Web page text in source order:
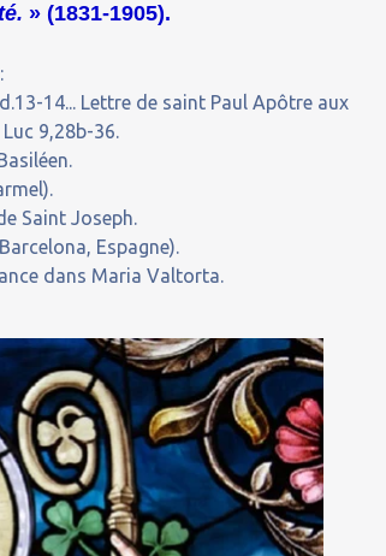
» (1831-1905).
14... Lettre de saint Paul Apôtre aux
9,28b-36.
Saint Joseph.
Espagne).
dans Maria Valtorta.